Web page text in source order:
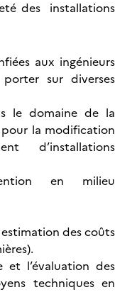
des installations
aux ingénieurs
sur diverses
le domaine de la
la modification
d’installations
en milieu
des coûts
et l’évaluation des
techniques en